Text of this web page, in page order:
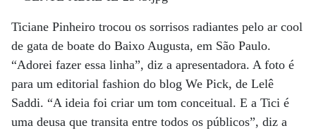
Ticiane Pinheiro trocou os sorrisos radiantes pelo ar cool
de gata de boate do Baixo Augusta, em São Paulo.
“Adorei fazer essa linha”, diz a apresentadora. A foto é
para um editorial fashion do blog We Pick, de Lelê
Saddi. “A ideia foi criar um tom conceitual. E a Tici é
uma deusa que transita entre todos os públicos”, diz a